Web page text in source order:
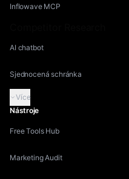
Inflowave MCP
AI chatbot
Sjednocená schránka
Více
Nástroje
Free Tools Hub
Marketing Audit